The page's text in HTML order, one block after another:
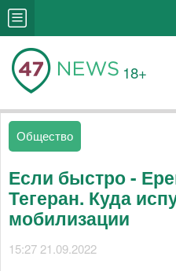
18+
Общество
Если быстро -
Тегеран. Куда
мобилизации
15:27 21.09.2022